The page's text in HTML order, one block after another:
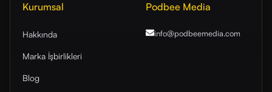
Kurumsal
Hakkında
Marka İşbirlikleri
Blog
Podbee Media
info@podbeemedia.com